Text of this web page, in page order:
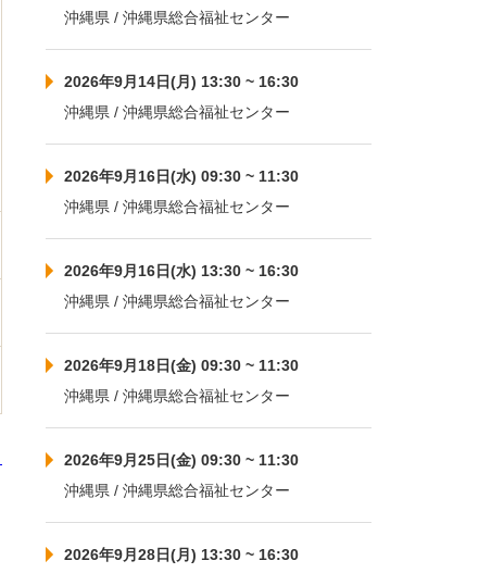
沖縄県 / 沖縄県総合福祉センター
2026年9月14日(月) 13:30 ~ 16:30
沖縄県 / 沖縄県総合福祉センター
2026年9月16日(水) 09:30 ~ 11:30
沖縄県 / 沖縄県総合福祉センター
2026年9月16日(水) 13:30 ~ 16:30
沖縄県 / 沖縄県総合福祉センター
2026年9月18日(金) 09:30 ~ 11:30
沖縄県 / 沖縄県総合福祉センター
2026年9月25日(金) 09:30 ~ 11:30
沖縄県 / 沖縄県総合福祉センター
2026年9月28日(月) 13:30 ~ 16:30